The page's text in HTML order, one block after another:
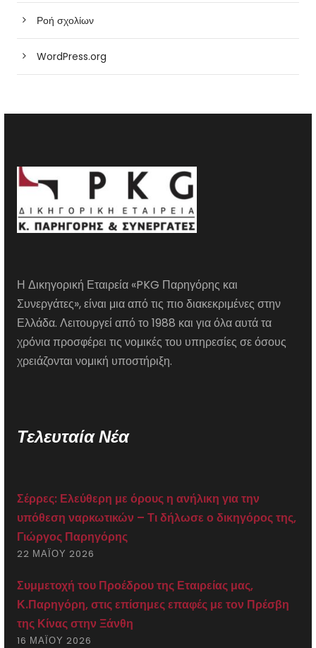
Ροή σχολίων
WordPress.org
Η Δικηγορική Εταιρεία «PKG Παρηγόρης και
Συνεργάτες», είναι μια από τις πιο διακεκριμένες στην
Ελλάδα. Λειτουργεί από το 1988 και για όλα αυτά τα
χρόνια προσφέρει τις νομικές του υπηρεσίες σε όσους
χρειάζονται νομική υποστήριξη.
Τελευταία Νέα
Σέρρες: Ελεύθερη με όρους η ανήλικη για την
υπόθεση ναρκωτικών – Τι δήλωσε ο δικηγόρος της,
Γιώργος Παρηγόρης
22 ΜΑΪ́ΟΥ 2026
Συμμετοχή του Προέδρου της Εταιρείας μας,
Κ.Παρηγόρη, στις επίσημες επαφές με τον Πρέσβη
της Κίνας στην Ξάνθη
16 ΜΑΪ́ΟΥ 2026